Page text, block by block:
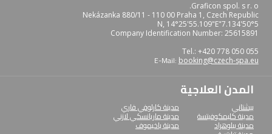
Graficon spol. s r. o.
Nekázanka 880/11 - 110 00 Praha 1, Czech Republic
50°5'7.134"N, 14°25'55.109"E
Company Identification Number: 25615891
Tel.: +420 778 050 055
E-Mail:booking@czech-spa.eu
المدن العلاجية
بيشتاني
مدينة كليمكوفيتسة
مدينة بيلوهراد
مدينة كارلوفي فاري
مدينة ماريانسكي لازني
مدينة ياخيموف